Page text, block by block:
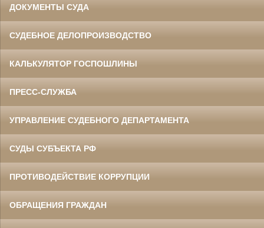
ДОКУМЕНТЫ СУДА
СУДЕБНОЕ ДЕЛОПРОИЗВОДСТВО
КАЛЬКУЛЯТОР ГОСПОШЛИНЫ
ПРЕСС-СЛУЖБА
УПРАВЛЕНИЕ СУДЕБНОГО ДЕПАРТАМЕНТА
СУДЫ СУБЪЕКТА РФ
ПРОТИВОДЕЙСТВИЕ КОРРУПЦИИ
ОБРАЩЕНИЯ ГРАЖДАН